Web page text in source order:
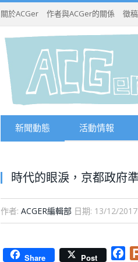
關於ACGer 作者與ACGer的關係 徵
新聞動態 活動情報
時代的眼淚，京都政府
作者: ACGER編輯部 日期: 13/12/2017
Share Post